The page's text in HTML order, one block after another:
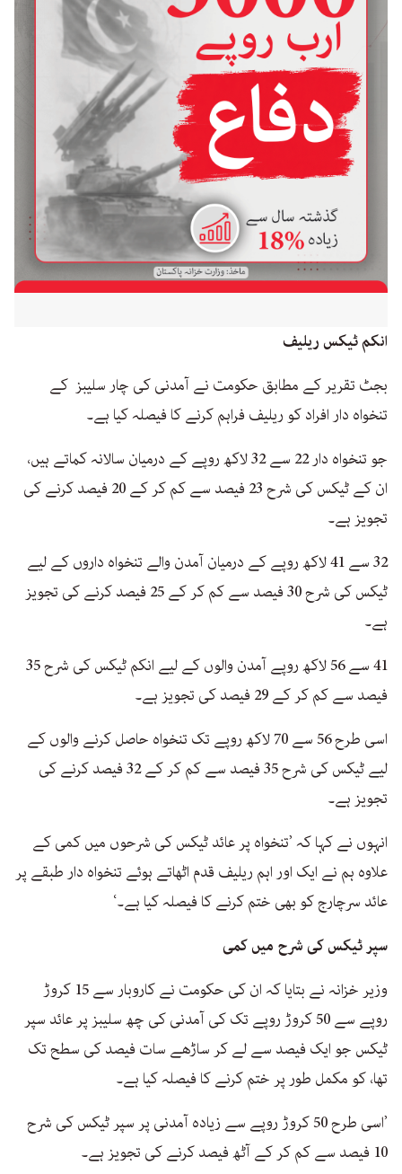
انکم ٹیکس ریلیف
بجٹ تقریر کے مطابق حکومت نے آمدنی کی چار سلیبز کے
تنخواہ دار افراد کو ریلیف فراہم کرنے کا فیصلہ کیا ہے۔
جو تنخواہ دار 22 سے 32 لاکھ روپے کے درمیان سالانہ کماتے ہیں،
ان کے ٹیکس کی شرح 23 فیصد سے کم کر کے 20 فیصد کرنے کی
تجویز ہے۔
32 سے 41 لاکھ روپے کے درمیان آمدن والے تنخواہ داروں کے لیے
ٹیکس کی شرح 30 فیصد سے کم کر کے 25 فیصد کرنے کی تجویز
ہے۔
41 سے 56 لاکھ روپے آمدن والوں کے لیے انکم ٹیکس کی شرح 35
فیصد سے کم کر کے 29 فیصد کی تجویز ہے۔
اسی طرح 56 سے 70 لاکھ روپے تک تنخواہ حاصل کرنے والوں کے
لیے ٹیکس کی شرح 35 فیصد سے کم کر کے 32 فیصد کرنے کی
تجویز ہے۔
انہوں نے کہا کہ ’تنخواہ پر عائد ٹیکس کی شرحوں میں کمی کے
علاوہ ہم نے ایک اور اہم ریلیف قدم اٹھاتے ہوئے تنخواہ دار طبقے پر
عائد سرچارج کو بھی ختم کرنے کا فیصلہ کیا ہے۔‘
سپر ٹیکس کی شرح میں کمی
وزیر خزانہ نے بتایا کہ ان کی حکومت نے کاروبار سے 15 کروڑ
روپے سے 50 کروڑ روپے تک کی آمدنی کی چھ سلیبز پر عائد سپر
ٹیکس جو ایک فیصد سے لے کر ساڑھے سات فیصد کی سطح تک
تھا، کو مکمل طور پر ختم کرنے کا فیصلہ کیا ہے۔
’اسی طرح 50 کروڑ روپے سے زیادہ آمدنی پر سپر ٹیکس کی شرح
10 فیصد سے کم کر کے آٹھ فیصد کرنے کی تجویز ہے۔